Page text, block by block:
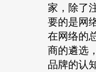
家，除了
要的是网
在网络的
商的遴选
品牌的认